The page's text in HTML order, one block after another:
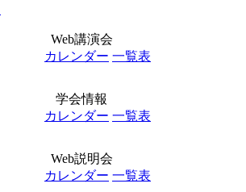
Web講演会
カレンダー 一覧表
学会情報
カレンダー 一覧表
Web説明会
カレンダー 一覧表